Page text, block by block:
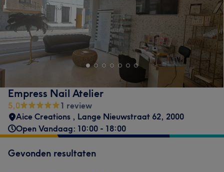
Empress Nail Atelier
5,0
1 review
Aice Creations , Lange Nieuwstraat 62, 2000
Open Vandaag: 10:00 - 18:00
Gevonden resultaten